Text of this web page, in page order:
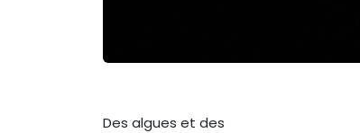
Des algues et des